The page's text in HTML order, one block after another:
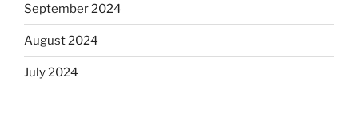
September 2024
August 2024
July 2024